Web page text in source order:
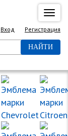
Вход Регистрация
НАЙТИ